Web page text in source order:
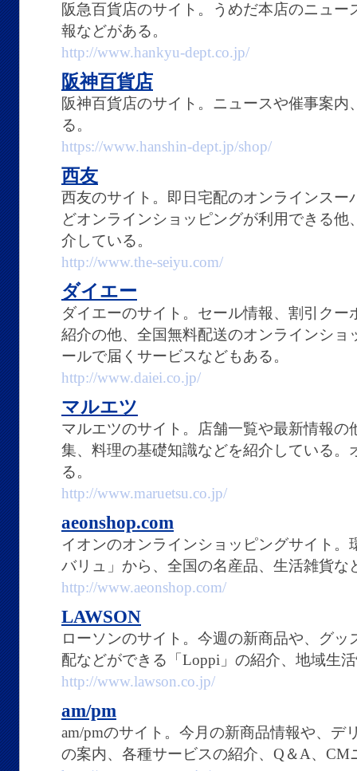
阪急百貨店のサイト。うめだ本店のニュ
報などがある。
http://www.hankyu-dept.co.jp/
阪神百貨店
阪神百貨店のサイト。ニュースや催事案
る。
https://www.hanshin-dept.jp/shop/
西友
西友のサイト。即日宅配のオンラインスー
どオンラインショッピングが利用できる
介している。
http://www.the-seiyu.com/
ダイエー
ダイエーのサイト。セール情報、割引クー
紹介の他、全国無料配送のオンラインショ
ールで届くサービスなどもある。
http://www.daiei.co.jp/
マルエツ
マルエツのサイト。店舗一覧や最新情報
集、料理の基礎知識などを紹介している。
る。
http://www.maruetsu.co.jp/
aeonshop.com
イオンのオンラインショッピングサイト
バリュ」から、全国の名産品、生活雑貨な
http://www.aeonshop.com/
LAWSON
ローソンのサイト。今週の新商品や、グ
配などができる「Loppi」の紹介、地域生
http://www.lawson.co.jp/
am/pm
am/pmのサイト。今月の新商品情報や、デ
の案内、各種サービスの紹介、Q＆A、CM